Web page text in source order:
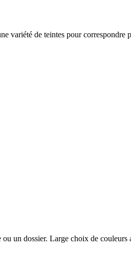
variété de teintes pour correspondre
un dossier. Large choix de